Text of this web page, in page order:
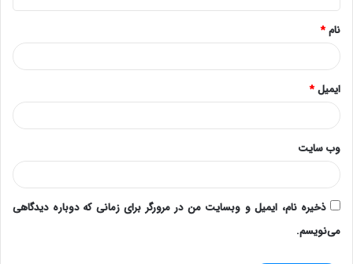
*
نام*
ایمیل*
وب‌ سایت
ذخیره نام، ایمیل و وبسایت من در مرورگر برای زمانی که دوباره دیدگاهی
می‌نویسم.